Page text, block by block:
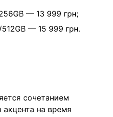
— 13 999 грн;
— 15 999 грн.
сочетанием
акцента на время